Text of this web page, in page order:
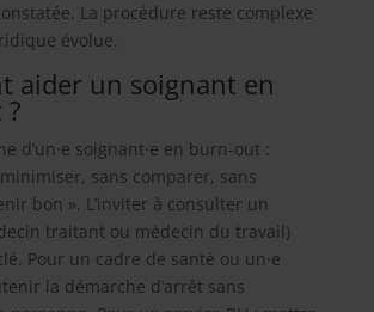
La procédure reste complexe
évolue.
aider un soignant en
d’un·e soignant·e en burn-out :
sans comparer, sans
bon ». L’inviter à consulter un
traitant ou médecin du travail)
Pour un cadre de santé ou un·e
la démarche d’arrêt sans